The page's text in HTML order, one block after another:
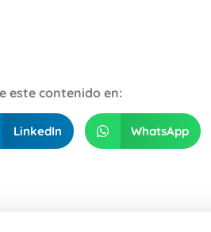
este contenido en:
LinkedIn WhatsApp